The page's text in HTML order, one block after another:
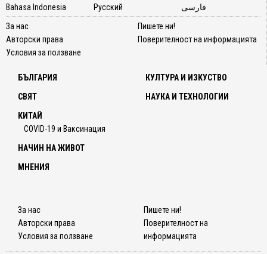
Bahasa Indonesia
Русский
فارسی
За нас
Авторски права
Условия за ползване
Пишете ни!
Поверителност на информацията
БЪЛГАРИЯ
СВЯТ
КИТАЙ
COVID-19 и Ваксинация
КУЛТУРА И ИЗКУСТВО
НАУКА И ТЕХНОЛОГИИ
НАЧИН НА ЖИВОТ
МНЕНИЯ
За нас
Авторски права
Условия за ползване
Пишете ни!
Поверителност на
информацията